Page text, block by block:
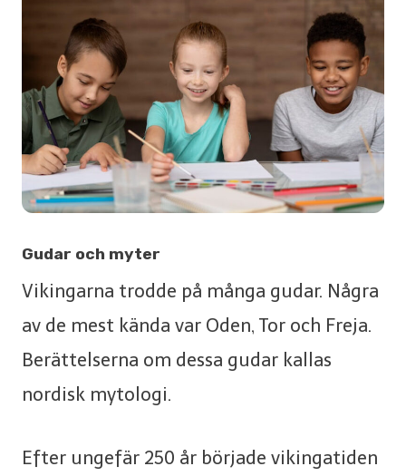
Gudar och myter
Vikingarna trodde på många gudar. Några
av de mest kända var Oden, Tor och Freja.
Berättelserna om dessa gudar kallas
nordisk mytologi.
Efter ungefär 250 år började vikingatiden